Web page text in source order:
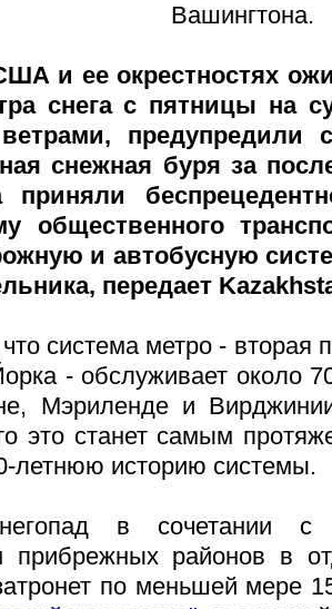
Вашингтона.
и ее окрестностях
снега с пятницы на
предупредили
снежная буря за
приняли
общественного
и автобусную
передает
система метро - вторая
- обслуживает около
Мэриленде и
это станет самым
летнюю историю системы.
в сочетании
прибрежных районов в
по меньшей мере